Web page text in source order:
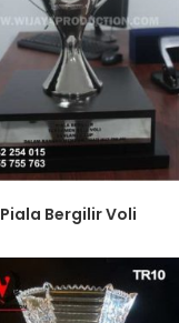
Piala Bergilir Voli